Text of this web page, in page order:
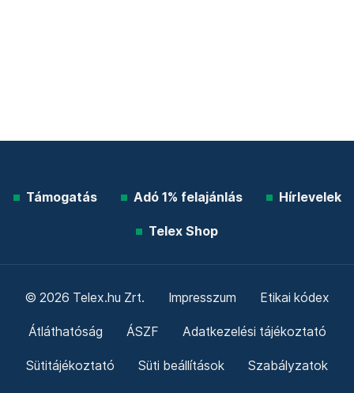
Támogatás Adó 1% felajánlás Hírlevelek
Telex Shop
© 2026 Telex.hu Zrt. Impresszum Etikai kódex
Átláthatóság ÁSZF Adatkezelési tájékoztató
Sütitájékoztató Süti beállítások Szabályzatok